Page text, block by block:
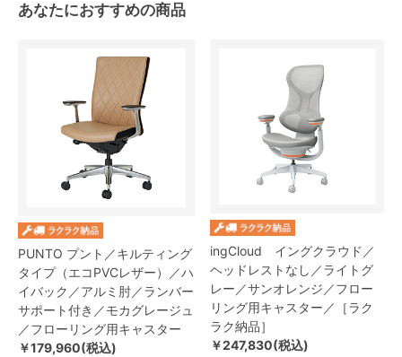
あなたにおすすめの商品
PUNTO プント／キルティング
タイプ（エコPVCレザー）／ハ
イバック／アルミ肘／ランバー
サポート付き／モカグレージュ
／フローリング用キャスター
￥179,960(税込)
ingCloud イングクラウド／
ヘッドレストなし／ライトグ
レー／サンオレンジ／フロー
リング用キャスター／［ラク
ラク納品］
￥247,830(税込)